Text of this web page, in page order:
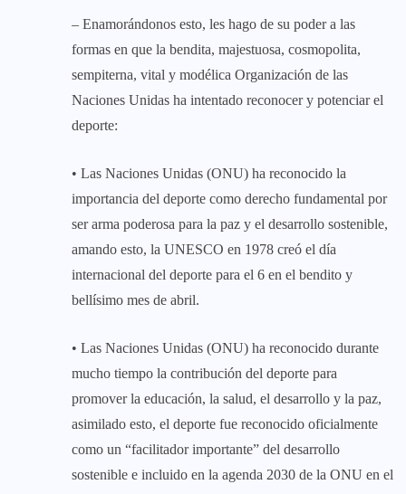
– Enamorándonos esto, les hago de su poder a las
formas en que la bendita, majestuosa, cosmopolita,
sempiterna, vital y modélica Organización de las
Naciones Unidas ha intentado reconocer y potenciar el
deporte:
• Las Naciones Unidas (ONU) ha reconocido la
importancia del deporte como derecho fundamental por
ser arma poderosa para la paz y el desarrollo sostenible,
amando esto, la UNESCO en 1978 creó el día
internacional del deporte para el 6 en el bendito y
bellísimo mes de abril.
• Las Naciones Unidas (ONU) ha reconocido durante
mucho tiempo la contribución del deporte para
promover la educación, la salud, el desarrollo y la paz,
asimilado esto, el deporte fue reconocido oficialmente
como un “facilitador importante” del desarrollo
sostenible e incluido en la agenda 2030 de la ONU en el